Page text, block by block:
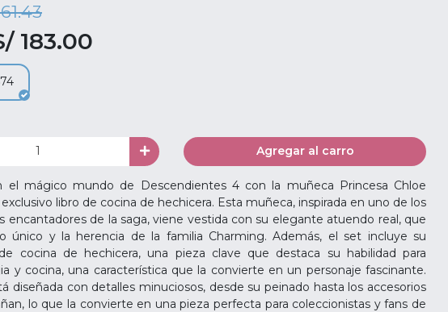
183.00
Agregar al carro
el mágico mundo de Descendientes 4 con la muñeca Princesa Chloe
libro de cocina de hechicera. Esta muñeca, inspirada en uno de los
encantadores de la saga, viene vestida con su elegante atuendo real, que
único y la herencia de la familia Charming. Además, el set incluye su
cocina de hechicera, una pieza clave que destaca su habilidad para
y cocina, una característica que la convierte en un personaje fascinante.
diseñada con detalles minuciosos, desde su peinado hasta los accesorios
lo que la convierte en una pieza perfecta para coleccionistas y fans de